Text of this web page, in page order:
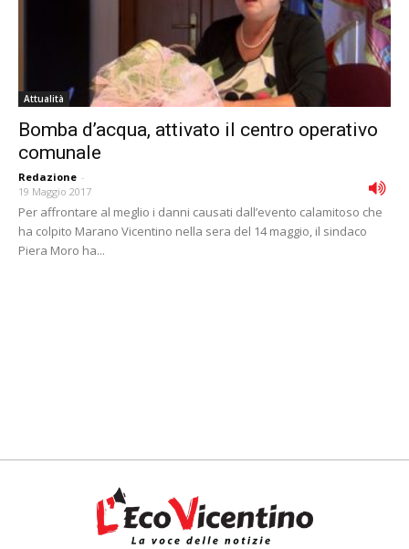
Attualità
Bomba d’acqua, attivato il centro operativo
comunale
Redazione -
19 Maggio 2017
Per affrontare al meglio i danni causati dall’evento calamitoso che
ha colpito Marano Vicentino nella sera del 14 maggio, il sindaco
Piera Moro ha...